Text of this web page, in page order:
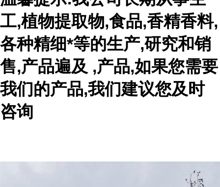
工,植物提取物,食品,香精香料,
各种精细*等的生产,研究和销
售,产品遍及 ,产品,如果您需要
我们的产品,我们建议您及时
咨询